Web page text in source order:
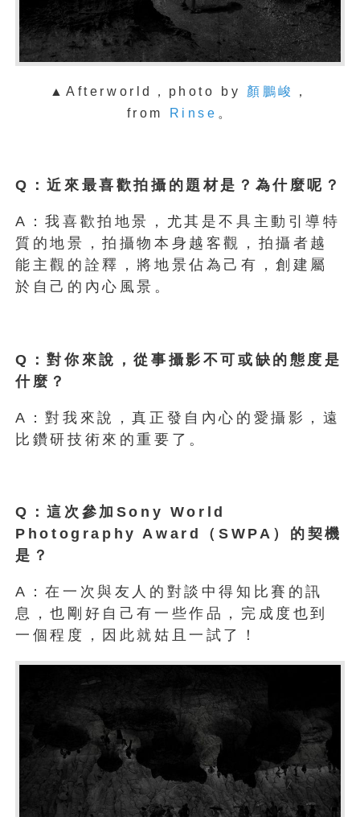
▲Afterworld，photo by 顏鵬峻
，
from
Rinse 。
Q：近來最喜歡拍攝的題材是？為什麼呢？
A：我喜歡拍地景，尤其是不具主動引導特
質的地景，拍攝物本身越客觀，拍攝者越
能主觀的詮釋，將地景佔為己有，創建屬
於自己的內心風景。
Q：對你來說，從事攝影不可或缺的態度是
什麼？
A：對我來說，真正發自內心的愛攝影，遠
比鑽研技術來的重要了。
Q：這次參加Sony World
Photography Award（SWPA）的契機
是？
A：在一次與友人的對談中得知比賽的訊
息，也剛好自己有一些作品，完成度也到
一個程度，因此就姑且一試了！